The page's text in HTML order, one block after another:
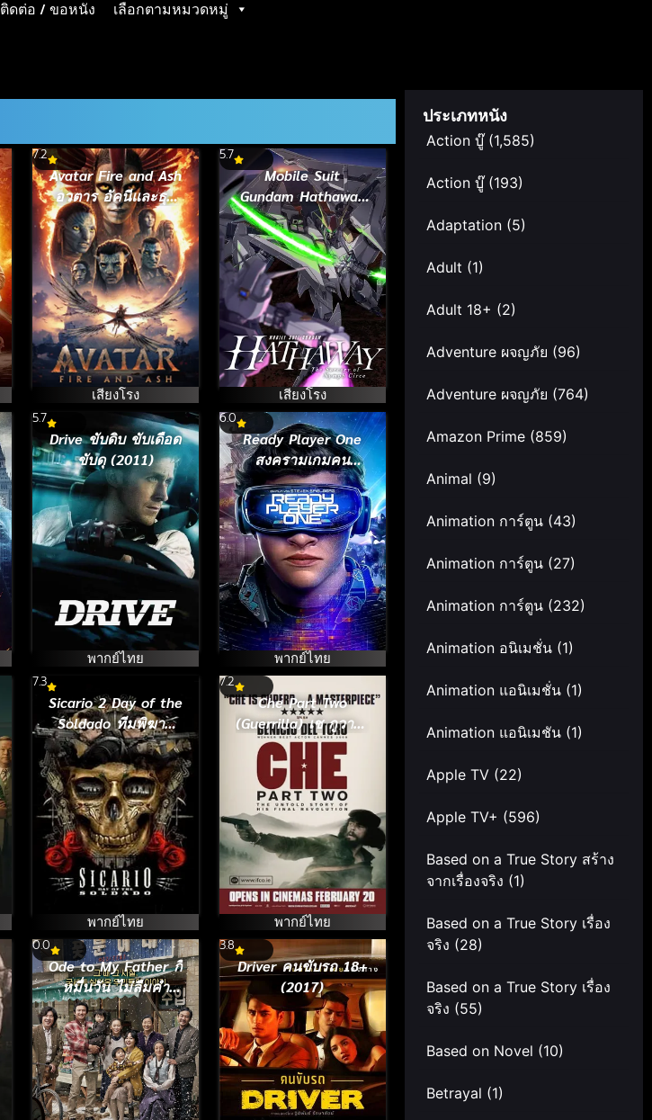
ติดต่อ / ขอหนัง เลือกตามหมวดหมู่
7.2
Avatar Fire and Ash
อวตาร อัคนีและธุลี
ดิน (2025)
เสียงโรง
5.7
Mobile Suit
Gundam Hathaway
The Sorcery of
Nymph Circe โมบิล
สูท กันดั้ม ฮาธาเวย์
เดอะ ซอร์เซอรี ออฟ
นิมฟ์ เซอร์ซี (2026)
เสียงโรง
5.7
Drive ขับดิบ ขับเดือด
ขับดุ (2011)
พากย์ไทย
6.0
Ready Player One
สงครามเกมคน
อัจฉริยะ (2018)
พากย์ไทย
7.3
Sicario 2 Day of the
Soldado ทีมพิฆาต
ทะลุแดนเดือด 2
(2018)
พากย์ไทย
7.2
Che Part Two
(Guerrilla) เช กูวาร่า
สงครามปฏิวัติโลก
ภาค 2 (2008)
พากย์ไทย
0.0
Ode to My Father กี่
หมื่นวัน ไม่ลืมคำ
สัญญาพ่อ (2014)
3.8
Driver คนขับรถ 18+
(2017)
ประเภทหนัง
Action บู๊(1,585)
Action บู๊(193)
Adaptation (5)
Adult (1)
Adult 18+ (2)
Adventure ผจญภัย (96)
Adventure ผจญภัย (764)
Amazon Prime (859)
Animal (9)
Animation การ์ตูน (43)
Animation การ์ตูน (27)
Animation การ์ตูน (232)
Animation อนิเมชั่น (1)
Animation แอนิเมชั่น (1)
Animation แอนิเมชัน (1)
Apple TV (22)
Apple TV+ (596)
Based on a True Story สร้าง
จากเรื่องจริง (1)
Based on a True Story เรื่อง
จริง (28)
Based on a True Story เรื่อง
จริง (55)
Based on Novel (10)
Betrayal (1)